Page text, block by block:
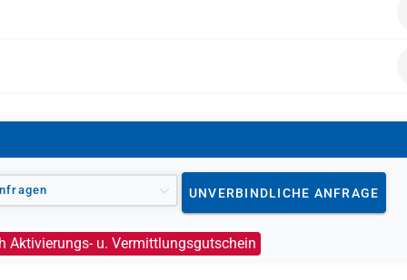
für Arbeit oder das Jobcenter finanziert werden,
UNVERBINDLICHE ANFRAGE
Aktivierungs- u. Vermittlungsgutschein